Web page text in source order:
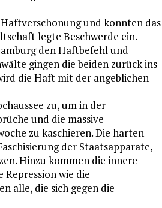
und konnten das
legte Beschwerde ein.
den Haftbefehl und
gingen die beiden zurück ins
die Haft mit der angeblichen
zu, um in der
und die massive
zu kaschieren. Die harten
der Staatsapparate,
Hinzu kommen die innere
wie die
alle, die sich gegen die